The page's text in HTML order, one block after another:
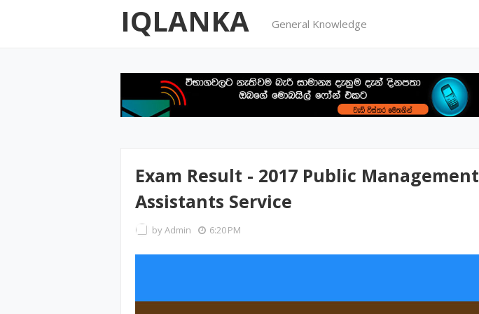
IQLANKA General Knowledge
Exam Result - 2017 Public Management
Assistants Service
byAdmin 6:20 PM